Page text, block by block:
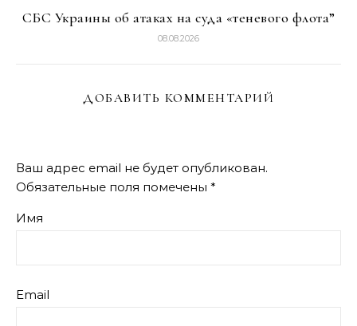
СБС Украины об атаках на суда «теневого флота”
08.08.2026
ДОБАВИТЬ КОММЕНТАРИЙ
Ваш адрес email не будет опубликован.
Обязательные поля помечены *
Имя
Email